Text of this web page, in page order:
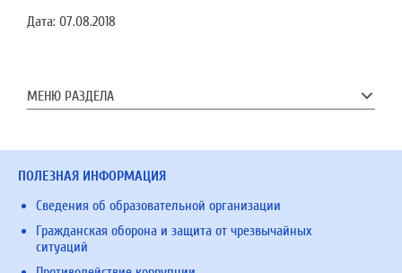
Дата: 07.08.2018
МЕНЮ РАЗДЕЛА
ПОЛЕЗНАЯ ИНФОРМАЦИЯ
Сведения об образовательной организации
Гражданская оборона и защита от чрезвычайных
ситуаций